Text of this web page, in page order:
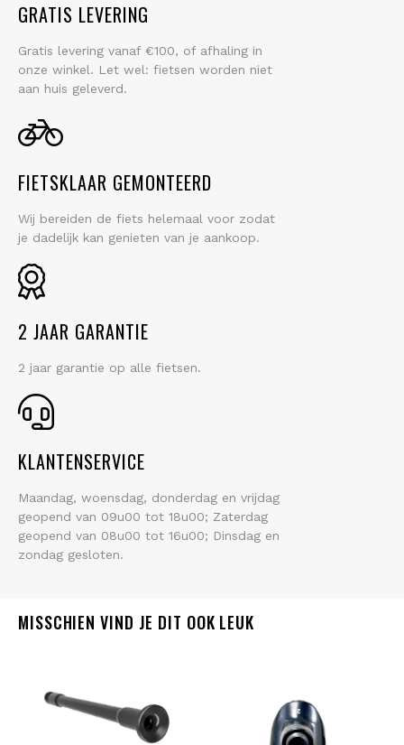
GRATIS LEVERING
Gratis levering vanaf €100, of afhaling in
onze winkel. Let wel: fietsen worden niet
aan huis geleverd.
FIETSKLAAR GEMONTEERD
Wij bereiden de fiets helemaal voor zodat
je dadelijk kan genieten van je aankoop.
2 JAAR GARANTIE
2 jaar garantie op alle fietsen.
KLANTENSERVICE
Maandag, woensdag, donderdag en vrijdag
geopend van 09u00 tot 18u00; Zaterdag
geopend van 08u00 tot 16u00; Dinsdag en
zondag gesloten.
MISSCHIEN VIND JE DIT OOK LEUK